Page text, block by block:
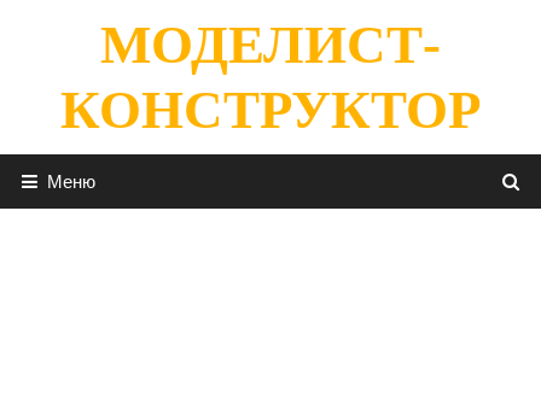
содержимомуМОДЕЛИСТ-
КОНСТРУКТОР
Меню